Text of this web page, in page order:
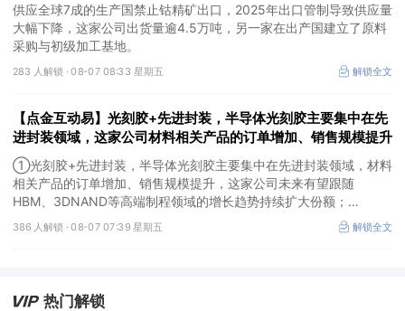
供应全球7成的生产国禁止钴精矿出口，2025年出口管制导致供应量
大幅下降，这家公司出货量逾4.5万吨，另一家在出产国建立了原料
采购与初级加工基地。
283 人解锁 ·08-07 08:33 星期五 解锁全文
【点金互动易】光刻胶+先进封装，半导体光刻胶主要集中在先
进封装领域，这家公司材料相关产品的订单增加、销售规模提升
①光刻胶+先进封装，半导体光刻胶主要集中在先进封装领域，材料
相关产品的订单增加、销售规模提升，这家公司未来有望跟随
HBM、3DNAND等高端制程领域的增长趋势持续扩大份额；
②华为+高速连接器，这家公司是深耕连接器国产核心骨干，高速互
联产品已对接导入国内头部AI服务器厂商，深度绑定华为供应链。
386 人解锁 ·08-07 07:39 星期五 解锁全文
热门解锁